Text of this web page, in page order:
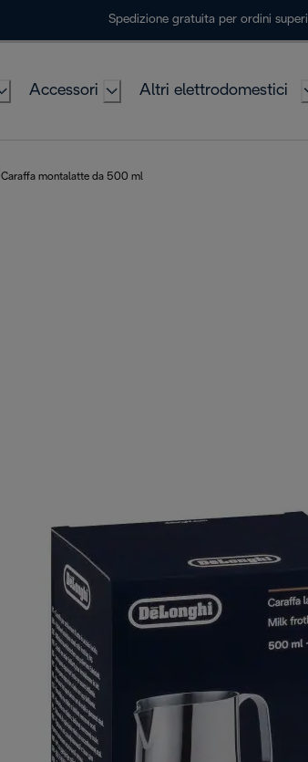
Spedizione gratuita per ordini
Accessori Altri elettrodomestici
Caraffa montalatte da 500 ml